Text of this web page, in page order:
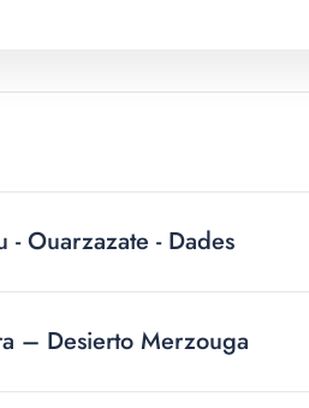
Ouarzazate - Dades
– Desierto Merzouga